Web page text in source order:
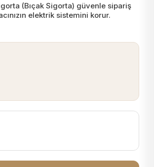
(Bıçak Sigorta) güvenle sipariş
elektrik sistemini korur.